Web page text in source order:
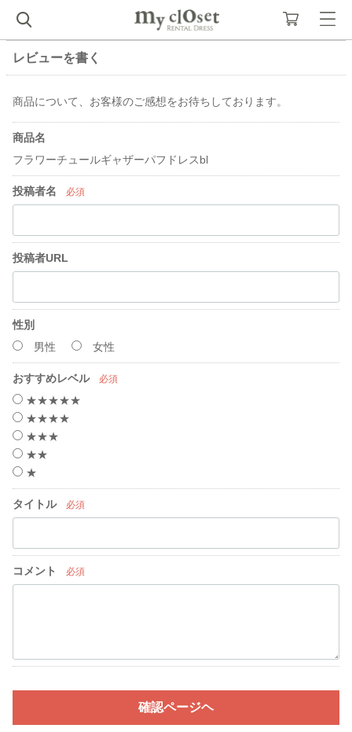
レビューを書く
商品について、お客様のご感想をお待ちしております。
商品名
フラワーチュールギャザーパフドレスbl
投稿者名 必須
投稿者URL
性別
男性
女性
おすすめレベル 必須
★★★★★
★★★★
★★★
★★
★
タイトル 必須
コメント 必須
確認ページヘ